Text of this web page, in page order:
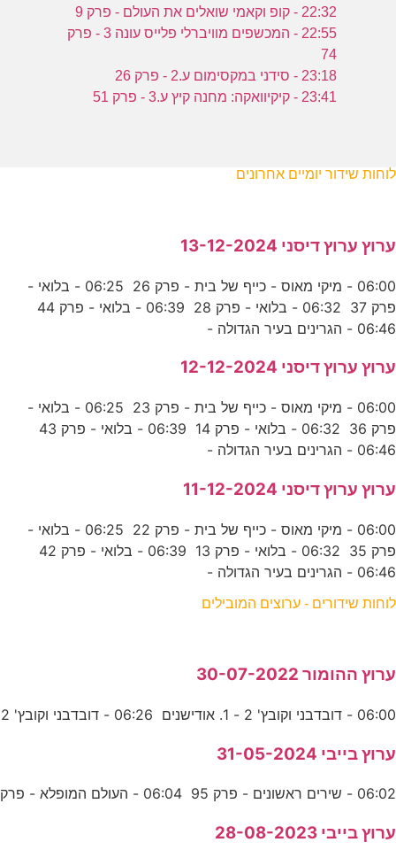
22:32 - קופ וקאמי שואלים את העולם - פרק 9
22:55 - המכשפים מוויברלי פלייס עונה 3 - פרק
74
23:18 - סידני במקסימום ע.2 - פרק 26
23:41 - קיקיוואקה: מחנה קיץ ע.3 - פרק 51
לוחות שידור יומיים אחרונים
ערוץ ערוץ דיסני 13-12-2024
06:00 - מיקי מאוס - כייף של בית - פרק 26 06:25 - בלואי -
06:46 - הגרינים בעיר הגדולה -
ערוץ ערוץ דיסני 12-12-2024
06:00 - מיקי מאוס - כייף של בית - פרק 23 06:25 - בלואי -
06:46 - הגרינים בעיר הגדולה -
ערוץ ערוץ דיסני 11-12-2024
06:00 - מיקי מאוס - כייף של בית - פרק 22 06:25 - בלואי -
06:46 - הגרינים בעיר הגדולה -
לוחות שידורים - ערוצים המובילים
ערוץ ההומור 30-07-2022
06:00 - דובדבני וקובץ' 2 - 1. אודישנים 06:26 - דובדבני וקובץ' 2
ערוץ בייבי 31-05-2024
06:02 - שירים ראשונים - פרק 95 06:04 - העולם המופלא - פרק
ערוץ בייבי 28-08-2023